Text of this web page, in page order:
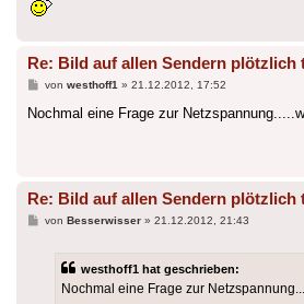
Re: Bild auf allen Sendern plötzlich
Beitrag
von westhoff1 » 21.12.2012, 17:52
Nochmal eine Frage zur
Re: Bild auf allen Sendern plötzlich
Beitrag
von Besserwisser» 21.12.2012, 21:43
westhoff1 hat geschrieben:
Nochmal eine Frage zur